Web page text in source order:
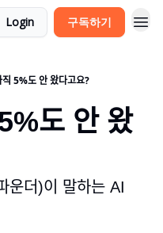
Login 구독하기
5%도 안 왔다고요?
안 왔
말하는 AI